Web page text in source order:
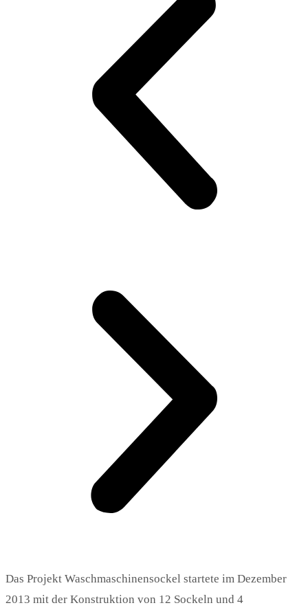
Das Projekt Waschmaschinensockel startete im Dezember
2013 mit der Konstruktion von 12 Sockeln und 4